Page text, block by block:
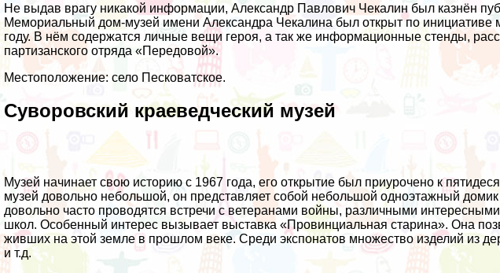
Не выдав врагу никакой информации, Александр Павлович Чекалин был казнён
Мемориальный дом-музей имени Александра Чекалина был открыт по инициативе
году. В нём содержатся личные вещи героя, а так же информационные стенды,
партизанского отряда «Передовой».
Местоположение: село Песковатское.
Суворовский краеведческий музей
Музей начинает свою историю с 1967 года, его открытие был приурочено к
музей довольно небольшой, он представляет собой небольшой одноэтажный
довольно часто проводятся встречи с ветеранами войны, различными
школ. Особенный интерес вызывает выставка «Провинциальная старина». Она
живших на этой земле в прошлом веке. Среди экспонатов множество изделий из
и т.д.